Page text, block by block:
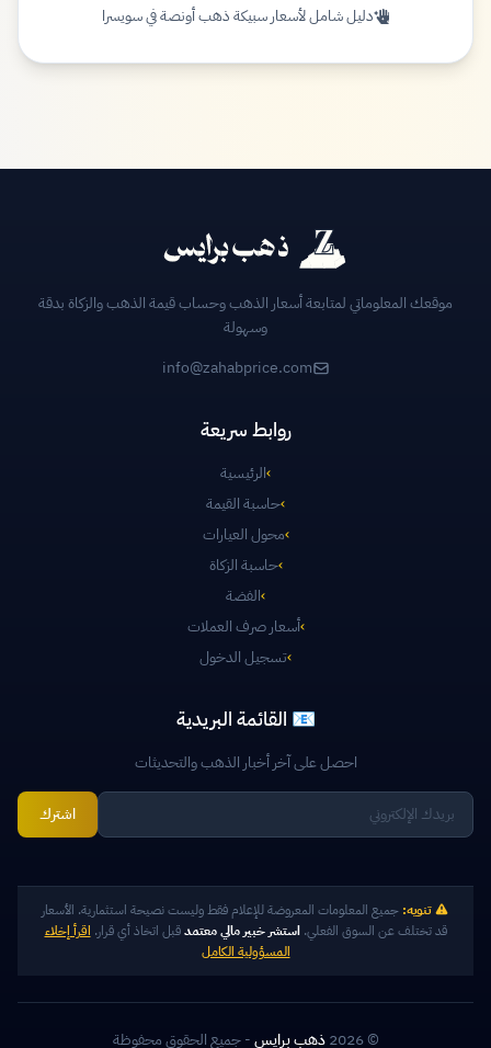
دليل شامل لأسعار سبيكة ذهب أونصة في سويسرا
موقعك المعلوماتي لمتابعة أسعار الذهب وحساب قيمة الذهب والزكاة بدقة
وسهولة
info@zahabprice.com
روابط سريعة
›الرئيسية
›حاسبة القيمة
›محول العيارات
›حاسبة الزكاة
›الفضة
›أسعار صرف العملات
›تسجيل الدخول
📧 القائمة البريدية
احصل على آخر أخبار الذهب والتحديثات
اشترك
تنويه: جميع المعلومات المعروضة للإعلام فقط وليست نصيحة استثمارية. الأسعار
قد تختلف عن السوق الفعلي.استشر خبير مالي معتمدقبل اتخاذ أي قرار. اقرأ إخلاء
المسؤولية الكامل
© 2026 ذهب برايس- جميع الحقوق محفوظة